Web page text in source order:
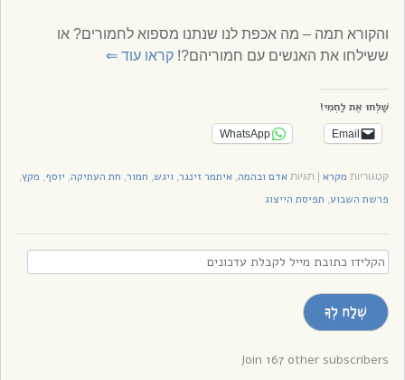
והקורא תמה – מה אכפת לנו שנתנו מספוא לחמורים? או
ששילחו את האנשים עם חמוריהם?!קראו עוד⇐
שַׁלְּחוּ אֶת לַחְמִי!
Email
WhatsApp
קטגוריות מקרא |תגיותאדם ובהמה,איתמר זינגר, ויגש, חמור, חת העתיקה, יוסף, מקץ,
פרשת השבוע, תפיסת הייצוג
הקלידו
כתובת
מייל
לקבלת
עדכונים
שְׁלַח לְךָ
Join 167 other subscribers